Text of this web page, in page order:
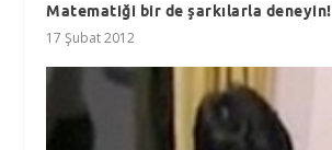
Matematiği bir de şarkılarla deneyin!
17 Şubat 2012